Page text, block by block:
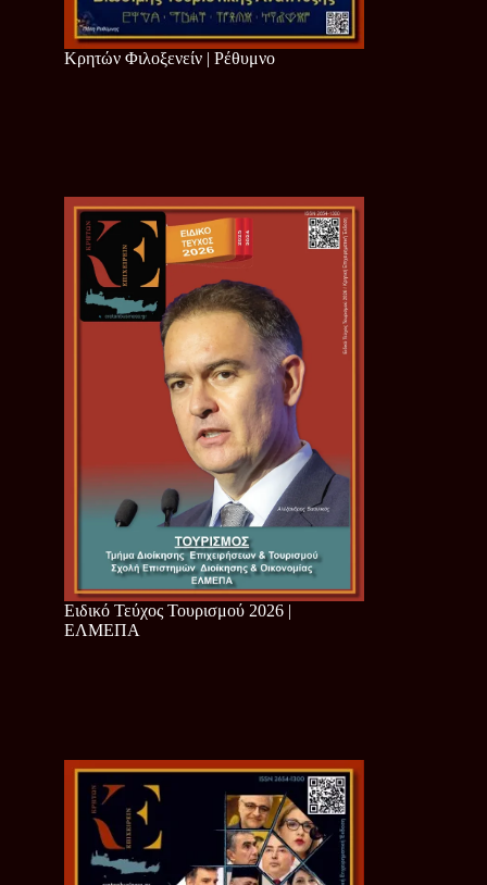
Κρητών Φιλοξενείν | Ρέθυμνο
Ειδικό Τεύχος Τουρισμού 2026 |
ΕΛΜΕΠΑ